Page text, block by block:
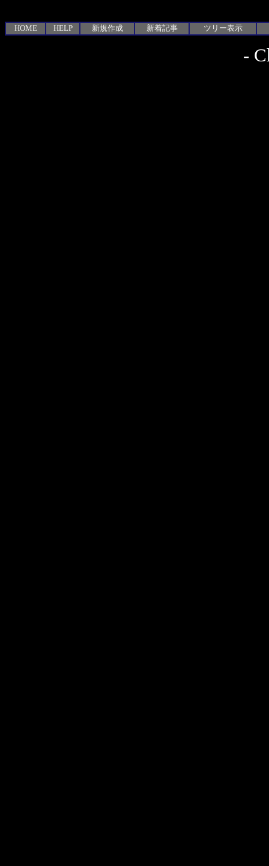
HOME HELP 新規作成 新着記事 ツリー表示
-